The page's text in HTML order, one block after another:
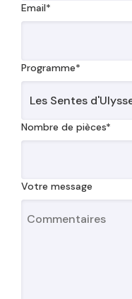
Email*
Programme*
Nombre de pièces*
Votre message